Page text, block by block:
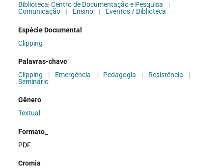
Biblioteca| Centro de Documentação e Pesquisa
|
Comunicação
| Ensino | Eventos / Biblioteca
Espécie Documental
Clipping
Palavras-chave
Clipping
| Emergência | Pedagogia | Resistência
|
Seminário
Gênero
Textual
Formato_
PDF
Cromia